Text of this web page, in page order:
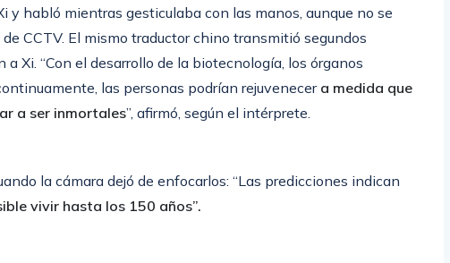
y habló mientras gesticulaba con las manos, aunque no se
CCTV. El mismo traductor chino transmitió segundos
Xi. “Con el desarrollo de la biotecnología, los órganos
las personas podrían rejuvenecer a medida que
a ser inmortales”, afirmó, según el intérprete.
la cámara dejó de enfocarlos: “Las predicciones indican
vivir hasta los 150 años”.